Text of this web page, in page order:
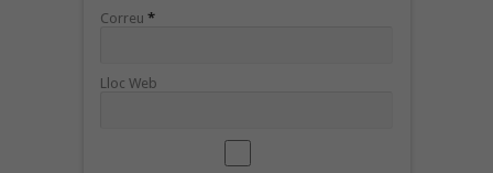
Correu *
Lloc Web